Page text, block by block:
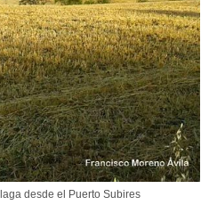
desde el Puerto Subires